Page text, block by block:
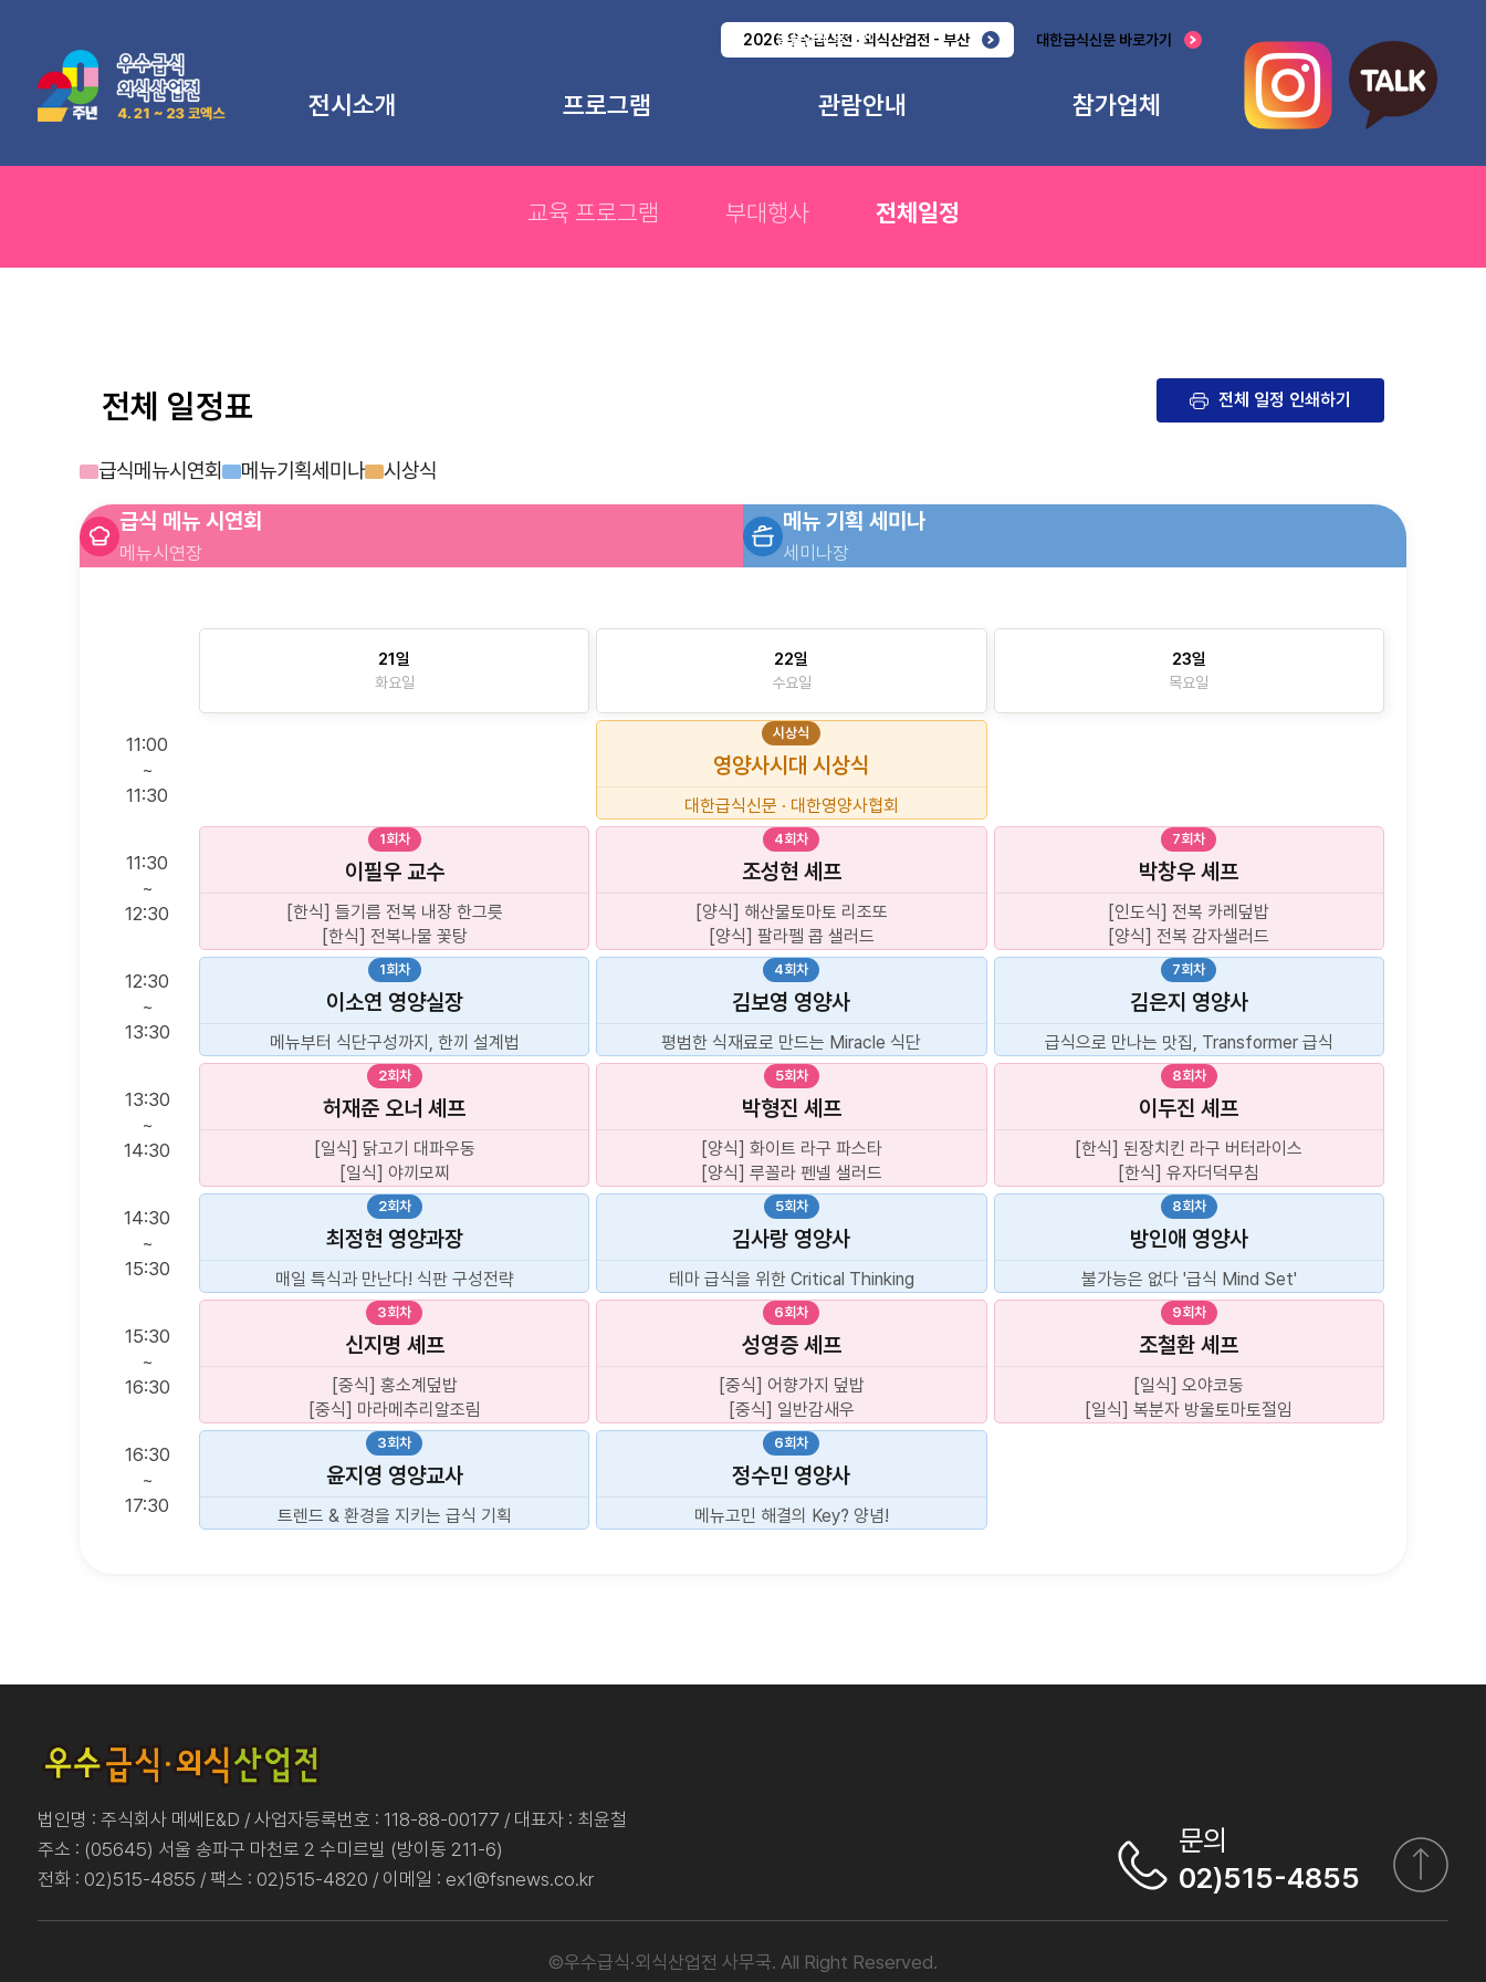
2026 우수급식전 · 외식산업전 - 부산 대한급식신문 바로가기
전시소개 프로그램
부대행사
관람안내
관람신청
참가업체
출품업체 로그인
교육 프로그램 부대행사 전체일정
전체 일정표 전체 일정 인쇄하기
급식메뉴시연회 메뉴기획세미나 시상식
급식 메뉴 시연회
메뉴시연장
메뉴 기획 세미나
세미나장
21일
화요일
22일
수요일
23일
목요일
11:00
~
11:30
시상식
영양사시대 시상식
대한급식신문 · 대한영양사협회
11:30
~
12:30
1회차
이필우 교수
[한식] 들기름 전복 내장 한그릇
[한식] 전복나물 꽃탕
4회차
조성현 셰프
[양식] 해산물토마토 리조또
[양식] 팔라펠 콥 샐러드
7회차
박창우셰프
[인도식] 전복 카레덮밥
[양식] 전복 감자샐러드
12:30
~
13:30
1회차
이소연 영양실장
메뉴부터 식단구성까지, 한끼 설계법
4회차
김보영 영양사
평범한 식재료로 만드는 Miracle 식단
7회차
김은지 영양사
급식으로 만나는 맛집, Transformer 급식
13:30
~
14:30
2회차
허재준오너 셰프
[일식] 닭고기 대파우동
[일식] 야끼모찌
5회차
박형진 셰프
[양식] 화이트 라구 파스타
[양식] 루꼴라 펜넬 샐러드
8회차
이두진셰프
[한식] 된장치킨 라구 버터라이스
[한식] 유자더덕무침
14:30
~
15:30
2회차
최정현 영양과장
매일 특식과 만난다! 식판 구성전략
5회차
김사랑 영양사
테마 급식을 위한 Critical Thinking
8회차
방인애 영양사
불가능은 없다 '급식 Mind Set'
15:30
~
16:30
3회차
신지명 셰프
[중식] 홍소계덮밥
[중식] 마라메추리알조림
6회차
성영증 셰프
[중식] 어향가지 덮밥
[중식] 일반감새우
9회차
조철환셰프
[일식] 오야코동
[일식] 복분자 방울토마토절임
16:30
~
17:30
3회차
윤지영 영양교사
트렌드 & 환경을 지키는 급식 기획
6회차
정수민 영양사
메뉴고민 해결의 Key? 양념!
법인명 : 주식회사 메쎄E&D / 사업자등록번호 : 118-88-00177 / 대표자 : 최윤철
주소 : (05645) 서울 송파구 마천로 2 수미르빌 (방이동 211-6)
전화 : 02)515-4855 / 팩스 : 02)515-4820 / 이메일 : ex1@fsnews.co.kr
문의
02)515-4855
©우수급식·외식산업전 사무국. All Right Reserved.